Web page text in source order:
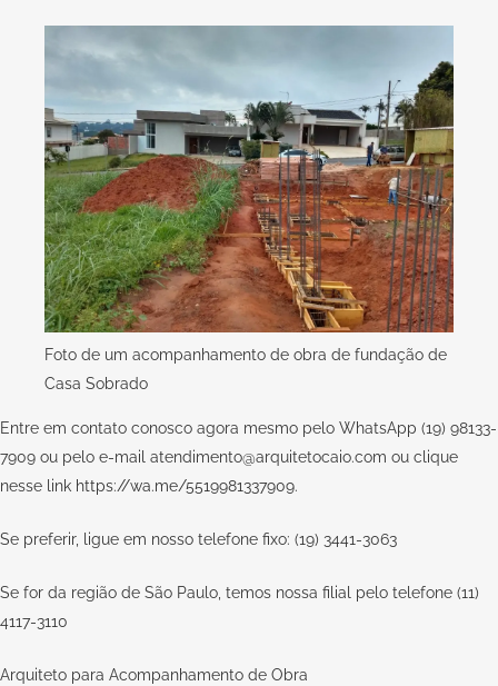
Foto de um acompanhamento de obra de fundação de
Casa Sobrado
Entre em contato conosco agora mesmo pelo WhatsApp (19) 98133-
7909 ou pelo e-mail atendimento@arquitetocaio.com ou clique
nesse link https://wa.me/5519981337909.
Se preferir, ligue em nosso telefone fixo: (19) 3441-3063
Se for da região de São Paulo, temos nossa filial pelo telefone (11)
4117-3110
Arquiteto para Acompanhamento de Obra